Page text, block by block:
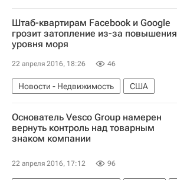
Штаб-квартирам Facebook и Google
грозит затопление из-за повышения
уровня моря
22 апреля 2016, 18:26 46
Новости - Недвижимость
США
Сан-Франциско
Facebook
Google
Коммерческая недвижимость
Основатель Vesco Group намерен
вернуть контроль над товарным
знаком компании
22 апреля 2016, 17:12 96